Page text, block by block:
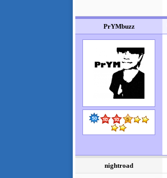
PrYMbuzz
nightroad